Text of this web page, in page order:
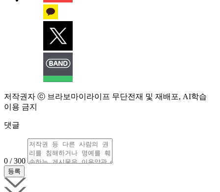
저작권자 ⓒ 브라보마이라이프 무단전재 및 재배포, AI학습
이용 금지
댓글
0 / 300